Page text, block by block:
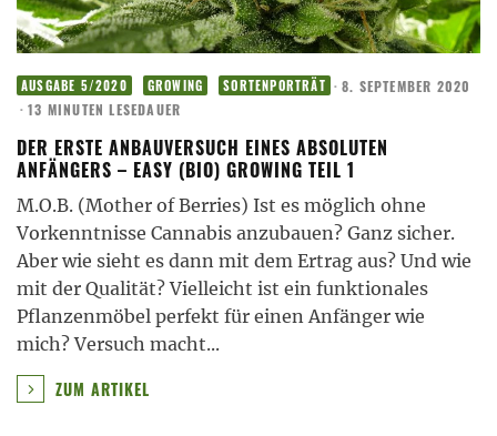
AUSGABE 5/2020 GROWING SORTENPORTRÄT · 8. SEPTEMBER 2020
· 13 MINUTEN LESEDAUER
DER ERSTE ANBAUVERSUCH EINES ABSOLUTEN
ANFÄNGERS – EASY (BIO) GROWING TEIL 1
M.O.B. (Mother of Berries) Ist es möglich ohne
Vorkenntnisse Cannabis anzubauen? Ganz sicher.
Aber wie sieht es dann mit dem Ertrag aus? Und wie
mit der Qualität? Vielleicht ist ein funktionales
Pflanzenmöbel perfekt für einen Anfänger wie
mich? Versuch macht...
ZUM ARTIKEL